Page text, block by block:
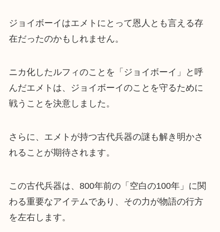
ジョイボーイはエメトにとって恩人とも言える存
在だったのかもしれません。
ニカ化したルフィのことを「ジョイボーイ」と呼
んだエメトは、ジョイボーイのことを守るために
戦うことを決意しました。
さらに、エメトが持つ古代兵器の謎も解き明かさ
れることが期待されます。
この古代兵器は、800年前の「空白の100年」に関
わる重要なアイテムであり、その力が物語の行方
を左右します。